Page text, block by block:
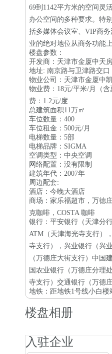
69到1142平方米的空间灵
办公空间的多种要求。特
括多媒体会议室、VIP商
业的绝对地位从商务功能
楼盘参数：
开发商：天津市金厦中天
地址: 南京路与卫津路交口
物业公司：天津市金厦中
物业费：18元/平米/月（
费：1.2元/度
总建筑面积11万㎡
车位数量：400
车位租金：500元/月
电梯数量：5部
电梯品牌：SIGMA
空调类型：中央空调
网络配置：没有限制
建筑年代：2007年
周边配套:
酒店：今晚大酒店
商场：家乐福超市，万德
克咖啡，COSTA 咖啡
银行：平安银行（天津分
ATM（天津海光寺支行）
寺支行），兴业银行（兴
（万德庄大街支行）中国
国农业银行（万德庄分理
寺支行）交通银行（万德庄
地铁：距地铁1号线小白楼
楼盘相册
入驻企业